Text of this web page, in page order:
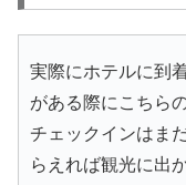
実際にホテルに到
がある際にこちら
チェックインはま
らえれば観光に出